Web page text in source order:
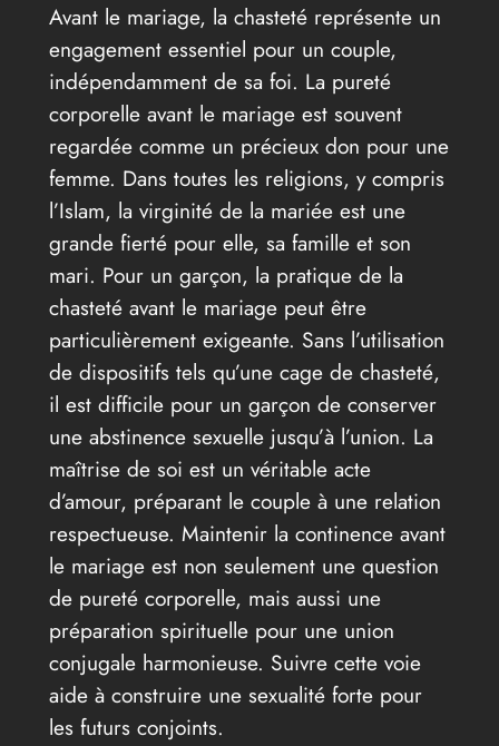
Avant le mariage, la chasteté représente un
engagement essentiel pour un couple,
indépendamment de sa foi. La pureté
corporelle avant le mariage est souvent
regardée comme un précieux don pour une
femme. Dans toutes les religions, y compris
l’Islam, la virginité de la mariée est une
grande fierté pour elle, sa famille et son
mari. Pour un garçon, la pratique de la
chasteté avant le mariage peut être
particulièrement exigeante. Sans l’utilisation
de dispositifs tels qu’une cage de chasteté,
il est difficile pour un garçon de conserver
une abstinence sexuelle jusqu’à l’union. La
maîtrise de soi est un véritable acte
d’amour, préparant le couple à une relation
respectueuse. Maintenir la continence avant
le mariage est non seulement une question
de pureté corporelle, mais aussi une
préparation spirituelle pour une union
conjugale harmonieuse. Suivre cette voie
aide à construire une sexualité forte pour
les futurs conjoints.